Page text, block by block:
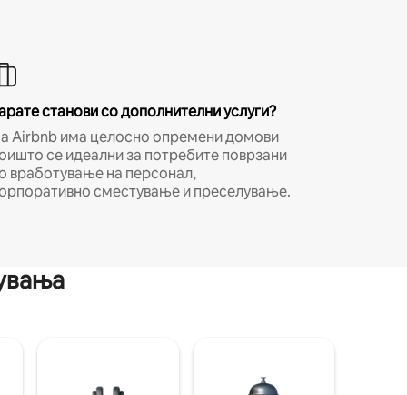
станови со дополнителни услуги?
Airbnb има целосно опремени домови
се идеални за потребите поврзани
вработување на персонал,
сместување и преселување.